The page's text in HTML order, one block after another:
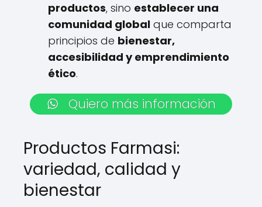
productos, sino establecer una
comunidad global que comparta
principios de bienestar,
accesibilidad y emprendimiento
ético.
Quiero más información
Productos Farmasi:
variedad, calidad y
bienestar